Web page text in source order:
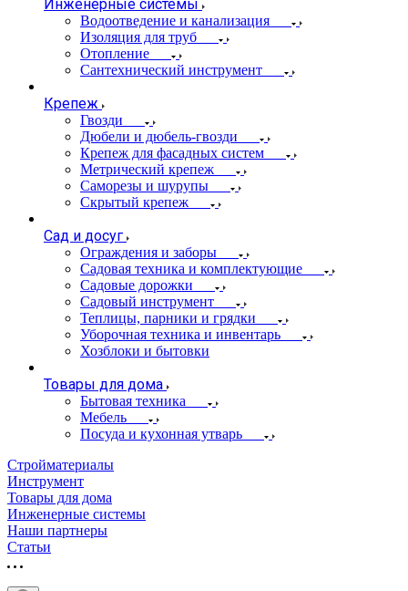
Инженерные системы
Водоотведение и канализация
Изоляция для труб
Отопление
Сантехнический инструмент
Крепеж
Гвозди
Дюбели и дюбель-гвозди
Крепеж для фасадных систем
Метрический крепеж
Саморезы и шурупы
Скрытый крепеж
Сад и досуг
Ограждения и заборы
Садовая техника и комплектующие
Садовые дорожки
Садовый инструмент
Теплицы, парники и грядки
Уборочная техника и инвентарь
Хозблоки и бытовки
Товары для дома
Бытовая техника
Мебель
Посуда и кухонная утварь
Стройматериалы
Инструмент
Товары для дома
Инженерные системы
Наши партнеры
Статьи